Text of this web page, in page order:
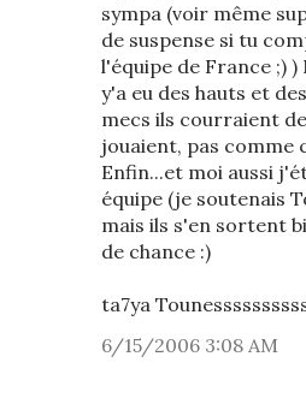
sympa (voir même
de suspense si tu
l'équipe de France ;)
y'a eu des hauts et
mecs ils courraient
jouaient, pas comme
Enfin...et moi aussi
équipe (je soutenais
mais ils s'en sortent
de chance :)
ta7ya
6/15/2006 3:08 AM